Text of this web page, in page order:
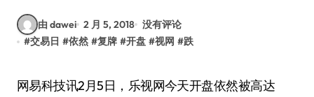
由 dawei 2 月 5, 2018 没有评论
#交易日 #依然 #复牌 #开盘 #视网 #跌
网易科技讯2月5日，乐视网今天开盘依然被高达